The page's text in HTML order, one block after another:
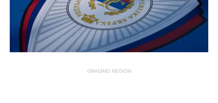
GRADIMO REGION